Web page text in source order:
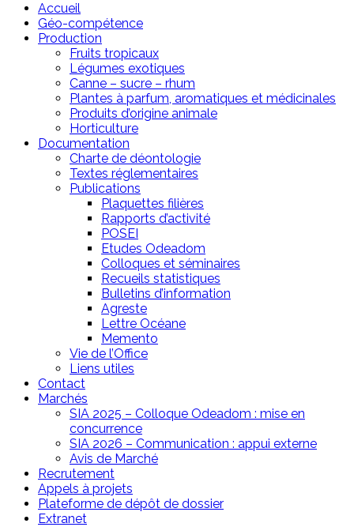
Accueil
Géo-compétence
Production
Fruits tropicaux
Légumes exotiques
Canne – sucre – rhum
Plantes à parfum, aromatiques et médicinales
Produits d’origine animale
Horticulture
Documentation
Charte de déontologie
Textes réglementaires
Publications
Plaquettes filières
Rapports d’activité
POSEI
Etudes Odeadom
Colloques et séminaires
Recueils statistiques
Bulletins d’information
Agreste
Lettre Océane
Memento
Vie de l’Office
Liens utiles
Contact
Marchés
SIA 2025 – Colloque Odeadom : mise en
concurrence
SIA 2026 – Communication : appui externe
Avis de Marché
Recrutement
Appels à projets
Plateforme de dépôt de dossier
Extranet